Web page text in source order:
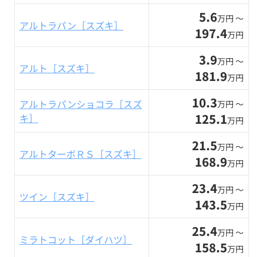
アルトラパン［スズキ］ 5.6万円 〜
197.4万円
アルト［スズキ］ 3.9万円 〜
181.9万円
アルトラパンショコラ［スズ
キ］
10.3万円 〜
125.1万円
アルトターボＲＳ［スズキ］ 21.5万円 〜
168.9万円
ツイン［スズキ］ 23.4万円 〜
143.5万円
ミラトコット［ダイハツ］ 25.4万円 〜
158.5万円